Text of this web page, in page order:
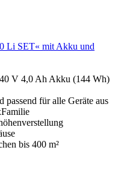
Li SET« mit Akku und
V 4,0 Ah Akku (144 Wh)
passend für alle Geräte aus
bis 400 m²